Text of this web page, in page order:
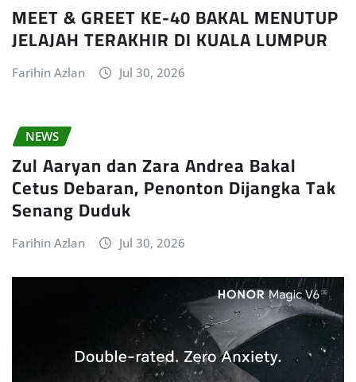
MEET & GREET KE-40 BAKAL MENUTUP
JELAJAH TERAKHIR DI KUALA LUMPUR
Farihin Azlan Jul 30, 2026
NEWS
Zul Aaryan dan Zara Andrea Bakal
Cetus Debaran, Penonton Dijangka Tak
Senang Duduk
Farihin Azlan Jul 30, 2026